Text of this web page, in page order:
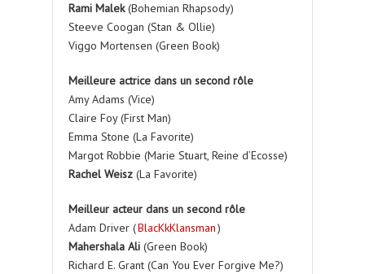
Rami Malek(Bohemian Rhapsody)
Steeve Coogan (Stan & Ollie)
Viggo Mortensen (Green Book)
Meilleure actrice dans un second rôle
Amy Adams (Vice)
Claire Foy (First Man)
Emma Stone (La Favorite)
Margot Robbie (Marie Stuart, Reine d’Ecosse)
Rachel Weisz (La Favorite)
Meilleur acteur dans un second rôle
Adam Driver (BlacKkKlansman)
Mahershala Ali (Green Book)
Richard E. Grant (Can You Ever Forgive Me?)